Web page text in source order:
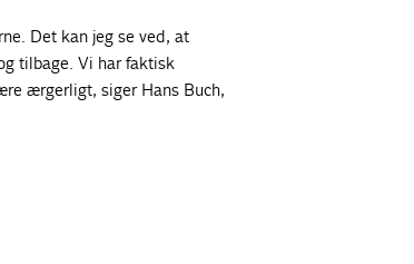
Det kan jeg se ved, at
tilbage. Vi har faktisk
ærgerligt, siger Hans Buch,